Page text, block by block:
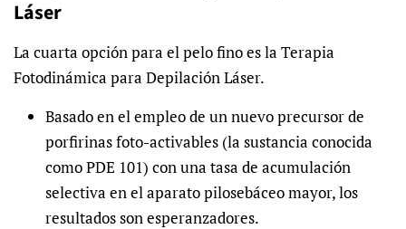
Láser
La cuarta opción para el pelo fino es la Terapia
Fotodinámica para Depilación Láser.
Basado en el empleo de un nuevo precursor de
porfirinas foto-activables (la sustancia conocida
como PDE 101) con una tasa de acumulación
selectiva en el aparato pilosebáceo mayor, los
resultados son esperanzadores.